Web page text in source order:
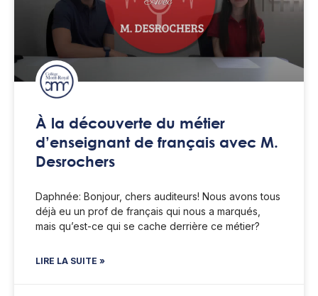
À la découverte du métier
d’enseignant de français avec M.
Desrochers
Daphnée: Bonjour, chers auditeurs! Nous avons tous
déjà eu un prof de français qui nous a marqués,
mais qu’est-ce qui se cache derrière ce métier?
LIRE LA SUITE »